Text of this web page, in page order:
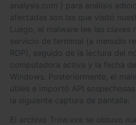
analysis.com ) para análisis
afectadas son las que visitó
Luego, el malware lee las claves
servicio de terminal (a menudo
RDP), seguido de la lectura del
computadora activa y la fecha
Windows. Posteriormente, el
útiles e importó API
la siguiente captura de pantalla:
El archivo Trow.exe se obtuvo